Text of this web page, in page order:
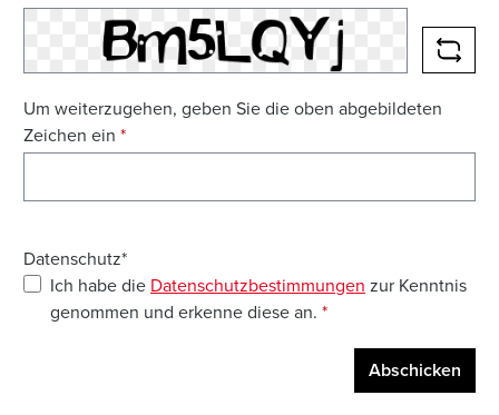
Um weiterzugehen, geben Sie die oben abgebildeten
Zeichen ein *
Datenschutz*
Ich habe die Datenschutzbestimmungen zur Kenntnis
genommen und erkenne diese an. *
Abschicken